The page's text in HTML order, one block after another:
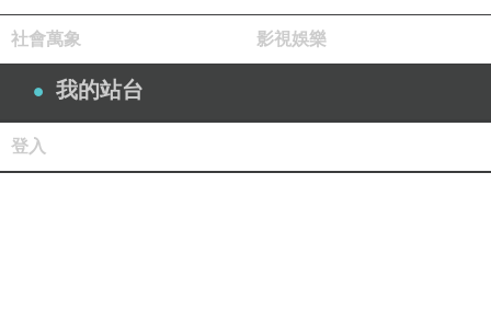
社會萬象 影視娛樂
我的站台
登入